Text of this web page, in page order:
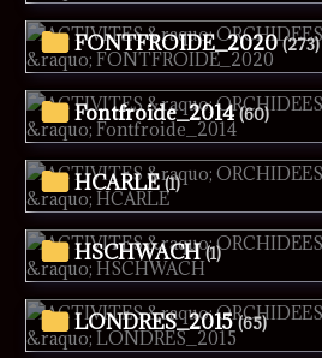
FONTFROIDE_2020 (273)
Fontfroide_2014 (60)
HCARLE (1)
HSCHWACH (1)
LONDRES_2015 (65)